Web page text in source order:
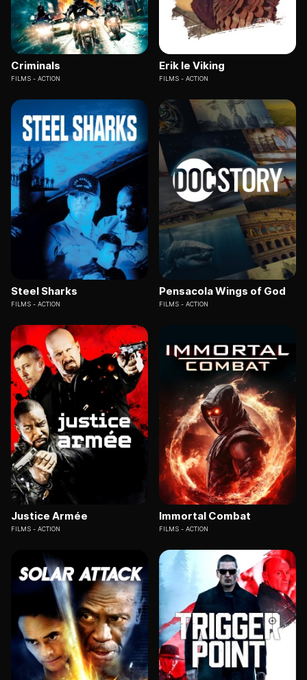
Criminals
FILMS ACTION
Erik le Viking
FILMS ACTION
Steel Sharks
FILMS ACTION
Pensacola Wings of God
FILMS ACTION
Justice Armée
FILMS ACTION
Immortal Combat
FILMS ACTION